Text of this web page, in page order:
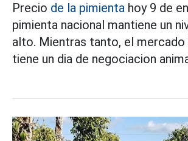
Precio de la pimienta hoy 9 de
pimienta nacional mantiene un
alto. Mientras tanto, el mercado
tiene un dia de negociacion